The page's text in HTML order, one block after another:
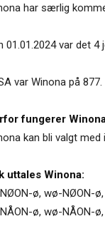
har særlig
01.01.2024 var det
var Winona på
fungerer
kan bli valgt
uttales Winona:
ø, wø-NØON-
ø, wø-NÅON-